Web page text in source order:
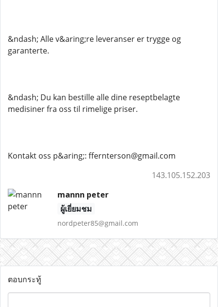
&ndash; Alle v&aring;re leveranser er trygge og
garanterte.
&ndash; Du kan bestille alle dine reseptbelagte
medisiner fra oss til rimelige priser.
Kontakt oss p&aring;: ffernterson@gmail.com
143.105.152.203
mannn peter
ผู้เยี่ยมชม
nordpeter85@gmail.com
ตอบกระทู้